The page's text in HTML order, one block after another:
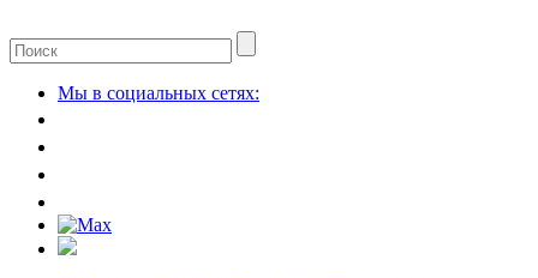
Мы в социальных сетях: